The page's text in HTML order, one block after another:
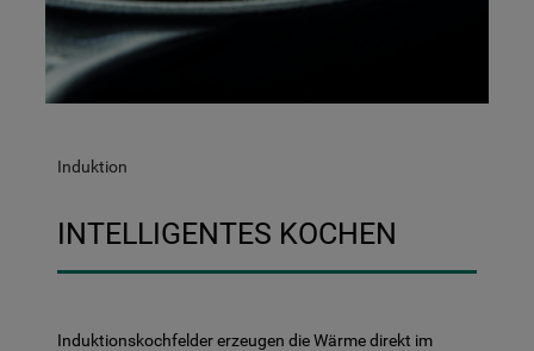
Induktion
INTELLIGENTES KOCHEN
Induktionskochfelder erzeugen die Wärme direkt im